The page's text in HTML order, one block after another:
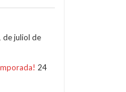
de juliol de
24